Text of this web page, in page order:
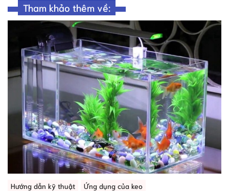
Tham khảo thêm về:
Hướng dẫn kỹ thuật Ứng dụng của keo